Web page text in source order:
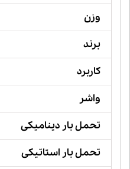
وزن
برند
کاربرد
واشر
تحمل بار دینامیکی
تحمل بار استاتیکی